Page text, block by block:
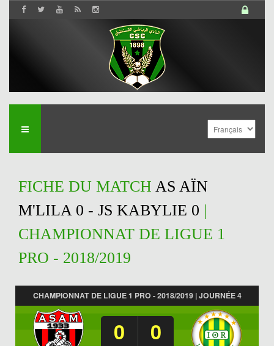
FICHE DU MATCH AS AÏN
M'LILA 0 - JS KABYLIE 0 |
CHAMPIONNAT DE LIGUE 1
PRO - 2018/2019
CHAMPIONNAT DE LIGUE 1 PRO - 2018/2019 | JOURNÉE 4
0 0